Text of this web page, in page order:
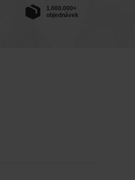
1.000.000+
objednávek